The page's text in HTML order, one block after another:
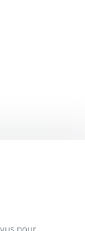
pour